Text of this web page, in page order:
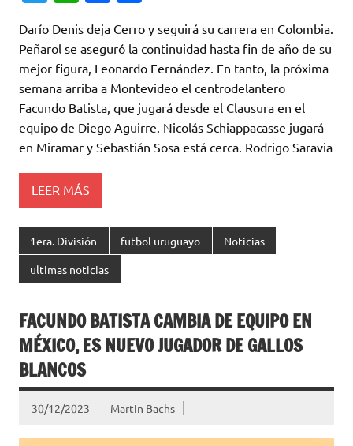
it
te
r
at
s
A
p
p
e
b
o
o
k
m
p
ar
ti
r
Darío Denis deja Cerro y seguirá su carrera en Colombia.
Peñarol se aseguró la continuidad hasta fin de año de su
mejor figura, Leonardo Fernández. En tanto, la próxima
semana arriba a Montevideo el centrodelantero
Facundo Batista, que jugará desde el Clausura en el
equipo de Diego Aguirre. Nicolás Schiappacasse jugará
en Miramar y Sebastián Sosa está cerca. Rodrigo Saravia
LEER MÁS
1era. División futbol uruguayo Noticias
ultimas noticias
FACUNDO BATISTA CAMBIA DE EQUIPO EN
MÉXICO, ES NUEVO JUGADOR DE GALLOS
BLANCOS
30/12/2023 Martin Bachs